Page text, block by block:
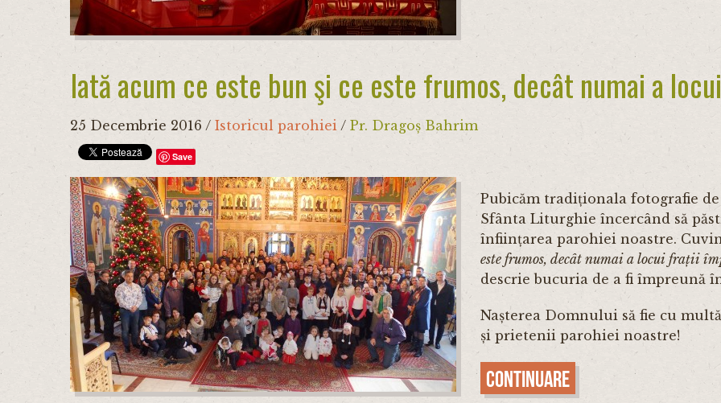
Iată acum ce este bun şi ce este frumos, decât numai a
25 Decembrie 2016 / Istoricul parohiei / Pr. Dragoș Bahrim
Save
Pubicăm tradiționala fotografie
Sfânta Liturghie încercând să
înființarea parohiei noastre.
este frumos, decât numai a locui frații
descrie bucuria de a fi împreună
Nașterea Domnului să fie cu
și prietenii parohiei noastre!
Continuare